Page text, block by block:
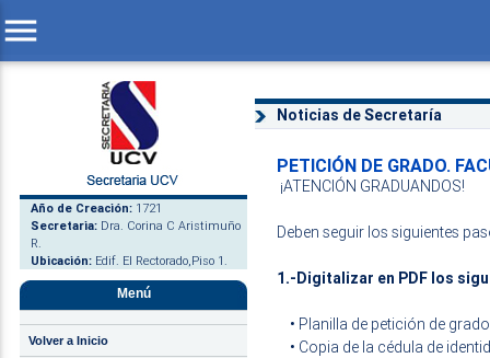
menu
Año de Creación: 1721
Secretaria: Dra. Corina C Aristimuño
R.
Ubicación: Edif. El Rectorado,Piso 1.
Menú
Volver a Inicio
Noticias de Secretaría
PETICIÓN DE GRADO.
¡ATENCIÓN GRADUANDOS!
Deben seguir los siguientes
1.-Digitalizar en PDF los
• Planilla de petición de
• Copia de la cédula de